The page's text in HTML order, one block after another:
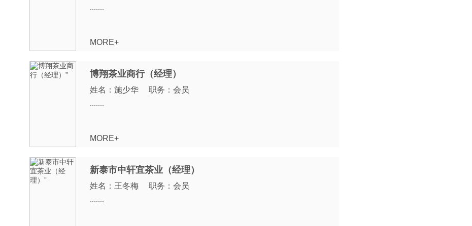
.......
MORE+
博翔茶业商行（经理）
姓名：施少华 职务：会员
.......
MORE+
新泰市中轩宜茶业（经理）
姓名：王冬梅 职务：会员
.......